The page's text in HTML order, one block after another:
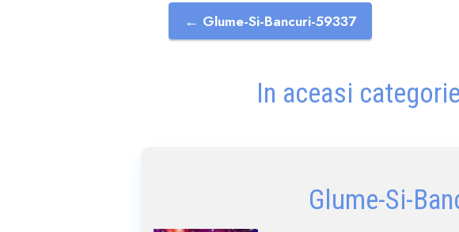
← Glume-Si-Bancuri-59337
In aceasi
Glume-Si-